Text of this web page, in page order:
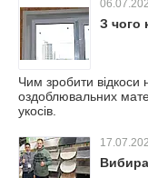
З чого
Чим зробити відкоси
оздоблювальних
укосів.